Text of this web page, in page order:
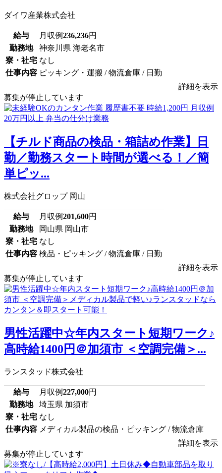
ダイワ産業株式会社
給与 月収例236,236円
勤務地
神奈川県 海老名市
寮・社宅 なし
仕事内容 ピッキング・運搬 / 物流倉庫 / 日勤
詳細を表示
募集が停止しています
【チルド商品の検品・箱詰め作業】日
勤／勤務スタート時間が選べる！／簡
単ピッ...
株式会社グロップ 岡山
給与 月収例201,600円
勤務地
岡山県 岡山市
寮・社宅 なし
仕事内容 検品・ピッキング / 物流倉庫 / 日勤
詳細を表示
募集が停止しています
男性活躍中☆年内スタート短期ワーク♪
高時給1400円＠加須市 ＜空調完備＞...
ランスタッド株式会社
給与 月収例227,000円
勤務地
埼玉県 加須市
寮・社宅 なし
仕事内容 メディカル製品の検品・ピッキング / 物流倉庫
詳細を表示
募集が停止しています